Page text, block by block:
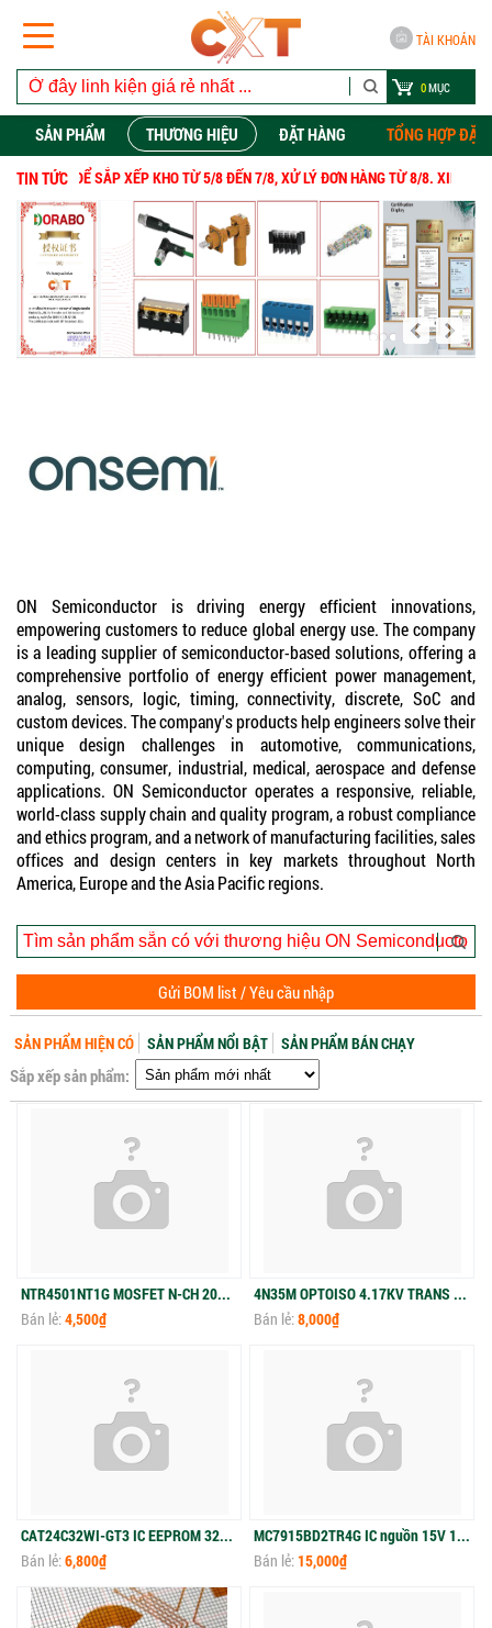
TÀI KHOẢN
0MỤC
SẢN PHẨM THƯƠNG HIỆU ĐẶT HÀNG
TỔNG HỢP ĐẶT
TIN TỨC
VỤ ĐỂ SẮP XẾP KHO TỪ 5/8 ĐẾN 7/8, XỬ LÝĐƠN HÀNGTỪ8/8. XIN CẢM
ON Semiconductor is driving energy efficient innovations,
empowering customers to reduce global energy use. The company
is a leading supplier of semiconductor-based solutions, offering a
comprehensive portfolio of energy efficient power management,
analog, sensors, logic, timing, connectivity, discrete, SoC and
custom devices. The company's products help engineers solve their
unique design challenges in automotive, communications,
computing, consumer, industrial, medical, aerospace and defense
applications. ON Semiconductor operates a responsive, reliable,
world-class supply chain and quality program, a robust compliance
and ethics program, and a network of manufacturing facilities, sales
offices and design centers in key markets throughout North
America, Europe and the Asia Pacific regions.
Gửi BOM list / Yêu cầu nhập
SẢN PHẨM HIỆN CÓ SẢN PHẨM NỔI BẬT SẢN PHẨM BÁN CHẠY
Sắp xếp sản phẩm:
NTR4501NT1G MOSFET N-CH 20V 3.2A SOT23-3
Bán lẻ:4,500₫
4N35M OPTOISO 4.17KV TRANS W/BASE 6DIP
Bán lẻ:8,000₫
CAT24C32WI-GT3 IC EEPROM 32KBIT I2C 1MHZ 8SOIC
Bán lẻ:6,800₫
MC7915BD2TR4G IC nguồn 15V 1A TO-263
Bán lẻ:15,000₫